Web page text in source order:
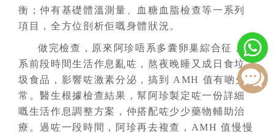
衡；仲有基礎體溫測量、血糖血脂檢查等一系列
項目，全方位剖析佢嘅身體狀況。
做完檢查，原來阿珍唔系多囊卵巢綜合征，只
系前段時間生活作息亂咗，熬夜晚睡又成日食垃
圾食品，影響咗激素分泌，搞到 AMH 值有啲失
常。醫生根據檢查結果，幫阿珍製定咗一份詳細
嘅生活作息調整方案，仲搭配咗少少藥物輔助治
療。過咗一段時間，阿珍再去複查，AMH 值慢慢